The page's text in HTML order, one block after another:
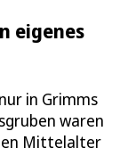
eigenes
in Grimms
waren
Mittelalter